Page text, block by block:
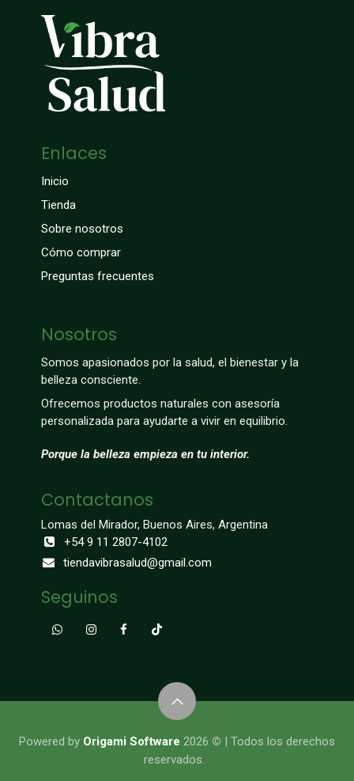
Enlaces
Inicio
Tienda
Sobre nosotros
Cómo comprar
Preguntas frecuentes
Nosotros
Somos apasionados por la salud, el bienestar y la
belleza consciente.
Ofrecemos productos naturales con asesoría
personalizada para ayudarte a vivir en equilibrio.
Porque la belleza empieza en tu interior.
Contactanos
Lomas del Mirador, Buenos Aires, Argentina
+54 9 11 2807-4102
tiendavibrasalud@gmail.com
Seguinos
​​​​​​​​Powered by Origami Software 2026 © | Todos los derechos
reservados.